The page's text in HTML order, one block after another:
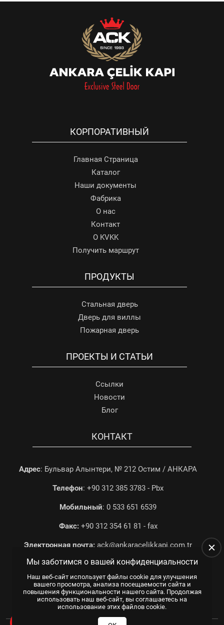
КОРПОРАТИВНЫЙ
Главная Страница
Каталог
Наши документы
Фабрика
О нас
Контакт
О KVKK
Получить маршрут
ПРОДУКТЫ
Стальная дверь
Дверь для виллы
Пожарная дверь
ПРОЕКТЫ И СТАТЬИ
Ссылки
Новости
Блог
КОНТАКТ
Адрес: Бульвар Алынтери, № 212 Остим / АНКАРА
Телефон: +90 312 385 3783 - Pbx
Мобильный: 0 533 651 6539
Факс:+90 312 354 61 81 - fax
Электронная почта: ack@ankaracelikkapi.com.tr
WEB TASARIM
Мы заботимся о вашей конфиденциальности
Наш веб-сайт использует файлы cookie для улучшения
вашего просмотра, анализа посещаемости сайта и
повышения функциональности нашего сайта. Продолжая
использовать наш веб-сайт, вы соглашаетесь на
использование этих файлов cookie.